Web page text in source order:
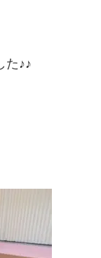
た♪♪